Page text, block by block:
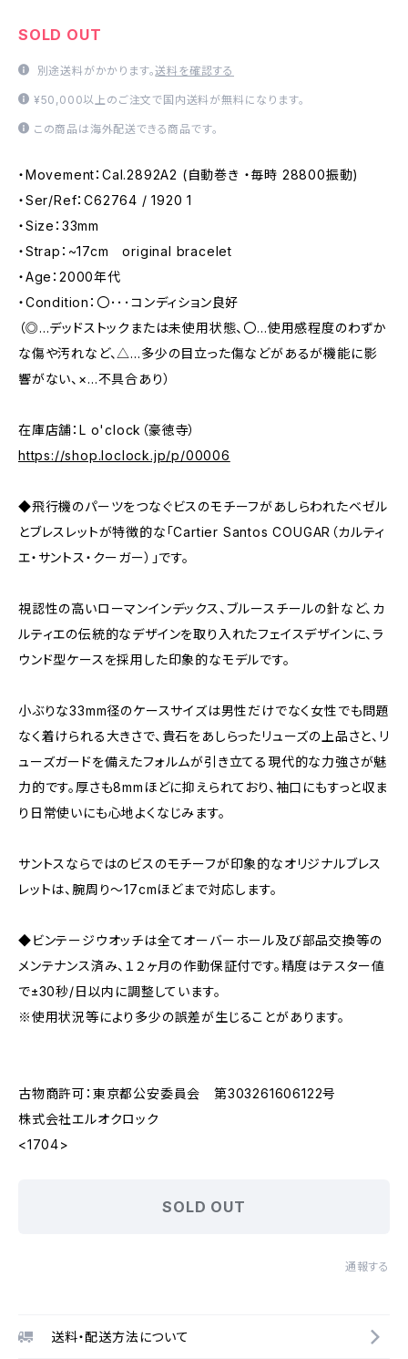
SOLD OUT
別途送料がかかります。送料を確認する
¥50,000以上のご注文で国内送料が無料になります。
この商品は海外配送できる商品です。
・Movement：Cal.2892A2 (自動巻き ・毎時 28800振動)
・Ser/Ref：C62764 / 1920 1
・Size：33mm
・Strap：~17cm original bracelet
・Age：2000年代
・Condition：〇･･･コンディション良好
（◎…デッドストックまたは未使用状態、〇…使用感程度のわずか
な傷や汚れなど、△…多少の目立った傷などがあるが機能に影
響がない、×…不具合あり）
在庫店舗：L o'clock（豪徳寺）
https://shop.loclock.jp/p/00006
◆飛行機のパーツをつなぐビスのモチーフがあしらわれたベゼル
とブレスレットが特徴的な「Cartier Santos COUGAR（カルティ
エ・サントス・クーガー）」です。
視認性の高いローマンインデックス、ブルースチールの針など、カ
ルティエの伝統的なデザインを取り入れたフェイスデザインに、ラ
ウンド型ケースを採用した印象的なモデルです。
小ぶりな33mm径のケースサイズは男性だけでなく女性でも問題
なく着けられる大きさで、貴石をあしらったリューズの上品さと、リ
ューズガードを備えたフォルムが引き立てる現代的な力強さが魅
力的です。厚さも8mmほどに抑えられており、袖口にもすっと収ま
り日常使いにも心地よくなじみます。
サントスならではのビスのモチーフが印象的なオリジナルブレス
レットは、腕周り～17cmほどまで対応します。
◆ビンテージウオッチは全てオーバーホール及び部品交換等の
メンテナンス済み、１２ヶ月の作動保証付です。精度はテスター値
で±30秒/日以内に調整しています。
※使用状況等により多少の誤差が生じることがあります。
古物商許可：東京都公安委員会 第303261606122号
株式会社エルオクロック
<1704>
SOLD OUT
通報する
送料・配送方法について